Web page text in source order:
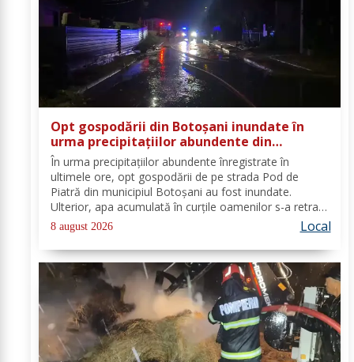
Opt gospodării din Botoșani inundate în
urma precipitațiilor abundente din
ultimele ore
În urma precipitațiilor abundente înregistrate în
ultimele ore, opt gospodării de pe strada Pod de
Piatră din municipiul Botoșani au fost inundate.
Ulterior, apa acumulată în curțile oamenilor s-a retras
pe carosabil. Pentru evacuarea apei, pompierii militari
din cadrul Detașamentului Botoșani au...
8 august 2026 Local